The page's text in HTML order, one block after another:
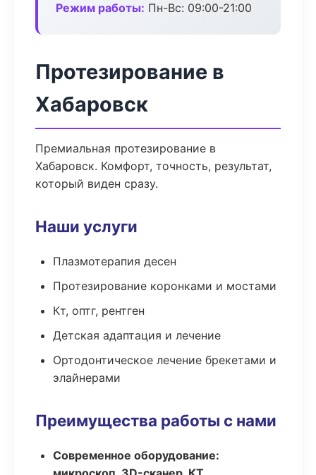
Режим работы: Пн-Вс: 09:00-21:00
Протезирование в
Хабаровск
Премиальная протезирование в
Хабаровск. Комфорт, точность, результат,
который виден сразу.
Наши услуги
Плазмотерапия десен
Протезирование коронками и мостами
Кт, оптг, рентген
Детская адаптация и лечение
Ортодонтическое лечение брекетами и
элайнерами
Преимущества работы с нами
Современное оборудование: